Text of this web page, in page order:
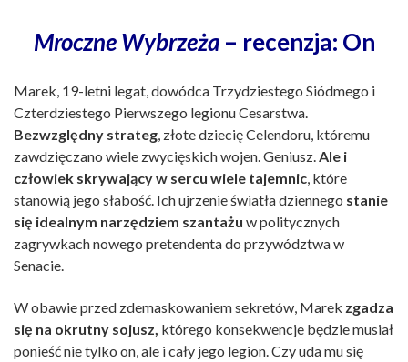
Mroczne Wybrzeża– recenzja: On
Marek, 19-letni legat, dowódca Trzydziestego Siódmego i
Czterdziestego Pierwszego legionu Cesarstwa.
Bezwzględny strateg , złote dziecię Celendoru, któremu
zawdzięczano wiele zwycięskich wojen. Geniusz. Ale i
człowiek skrywający w sercu wiele tajemnic , które
stanowią jego słabość. Ich ujrzenie światła dziennego stanie
się idealnym narzędziem szantażu w politycznych
zagrywkach nowego pretendenta do przywództwa w
Senacie.
W obawie przed zdemaskowaniem sekretów, Marek zgadza
się na okrutny sojusz, którego konsekwencje będzie musiał
ponieść nie tylko on, ale i cały jego legion. Czy uda mu się